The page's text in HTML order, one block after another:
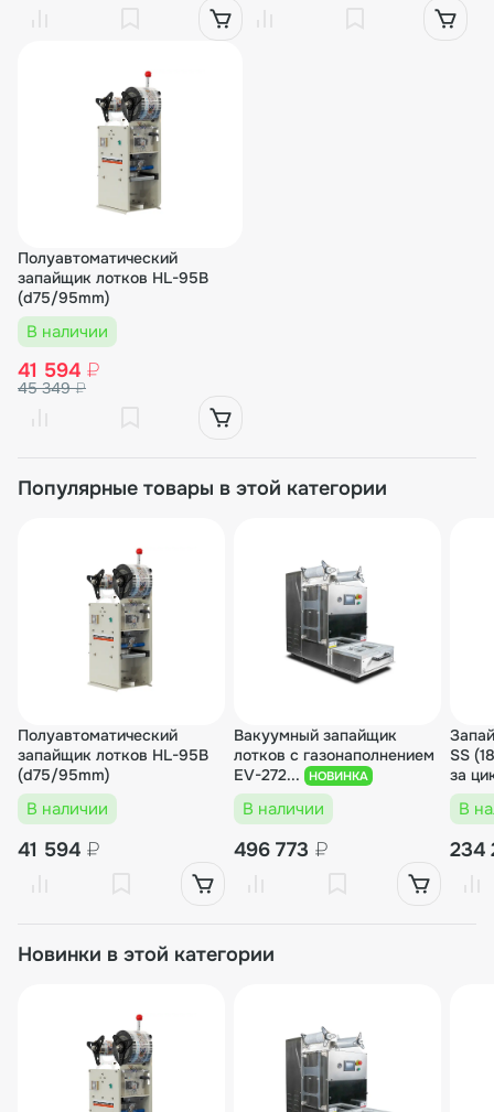
Полуавтоматический
запайщик лотков HL-95B
(d75/95mm)
В наличии
41 594 ₽
45 349₽
Популярные товары в этой категории
Полуавтоматический
запайщик лотков HL-95B
(d75/95mm)
В наличии
41 594 ₽
Вакуумный запайщик
лотков с газонаполнением
EV-272...
НОВИНКА
В наличии
496 773 ₽
SS
за
В
234
Новинки в этой категории